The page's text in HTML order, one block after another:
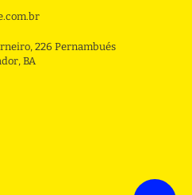
226 Pernambués
BA